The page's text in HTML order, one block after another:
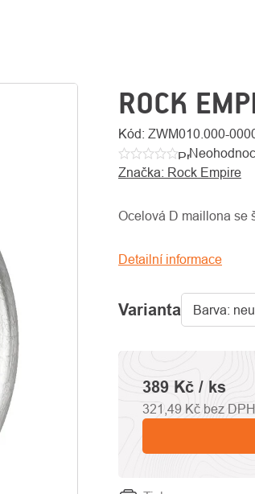
ROCK
Kód: ZWM010.000-
Průměrné
hodnocení
je
z
hvězdiček.
Značka: Rock Empire
Varianta
Ocelová D maillona se
Detailní informace
389 Kč / ks
321,49 Kč bez DPH